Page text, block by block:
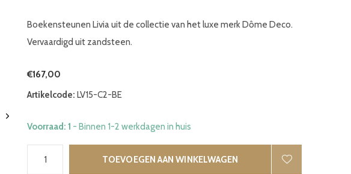
Boekensteunen Livia uit de collectie van het luxe merk Dôme Deco.
Vervaardigd uit zandsteen.
€167,00
Artikelcode: LV15-C2-BE
Voorraad: 1 - Binnen 1-2 werkdagen in huis
TOEVOEGEN AAN WINKELWAGEN